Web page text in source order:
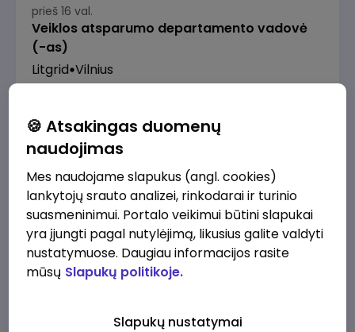
prieš 16 val.
Veiklos atsparumo departamento vadovė
(-as)
Litgrid Vilnius
prieš 18 val.
Enterprise Risk Manager (Vilnius, LT)
JSC Lithuanian Railways Vilnius
3200 - 4800 €/mėn. Prieš mokesčius
🍪 Atsakingas duomenų
naudojimas
Mes naudojame slapukus (angl. cookies)
lankytojų srauto analizei, rinkodarai ir turinio
suasmeninimui. Portalo veikimui būtini slapukai
yra įjungti pagal nutylėjimą, likusius galite valdyti
nustatymuose. Daugiau informacijos rasite
mūsų Slapukų politikoje.
Slapukų nustatymai